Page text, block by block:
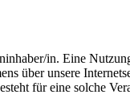
in. Eine
über unsere
für eine solche